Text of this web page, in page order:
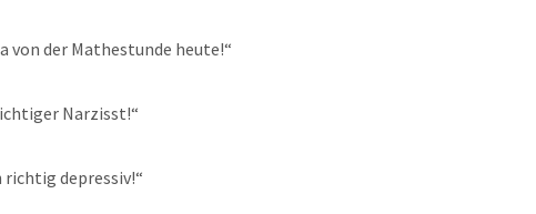
von der Mathestunde heute!“
Narzisst!“
depressiv!“